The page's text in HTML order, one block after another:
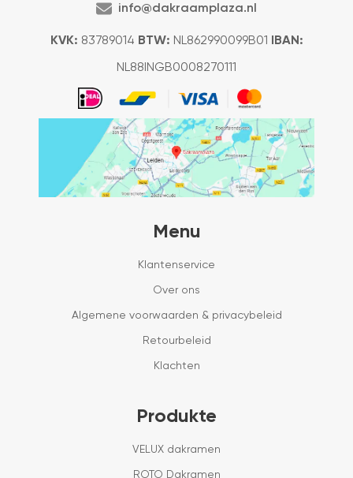
info@dakraamplaza.nl
KVK: 83789014 BTW: NL862990099B01 IBAN:
NL88INGB0008270111
Menu
Klantenservice
Over ons
Algemene voorwaarden & privacybeleid
Retourbeleid
Klachten
Produkte
VELUX dakramen
ROTO Dakramen